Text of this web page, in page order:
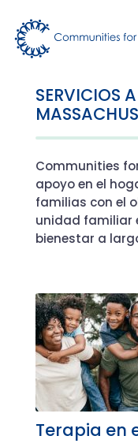
SERVICIOS
Communities
apoyo en el
familias con el
unidad familiar
bienestar a
Terapia en